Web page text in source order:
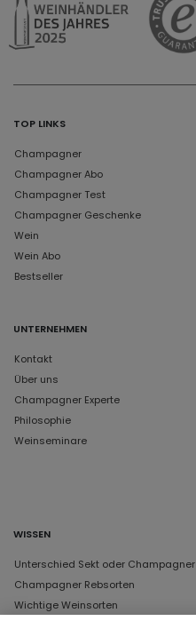
TOP LINKS
Champagner
Champagner Abo
Champagner Test
Champagner Geschenke
Wein
Wein Abo
Bestseller
UNTERNEHMEN
Kontakt
Über uns
Champagner Experte
Philosophie
Weinseminare
WISSEN
Unterschied Sekt oder Champagner
Champagner Rebsorten
Wichtige Weinsorten